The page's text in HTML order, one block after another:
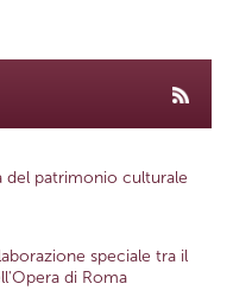
del patrimonio culturale
speciale tra il
di Roma